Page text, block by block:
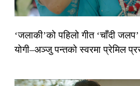
‘जलाकी’को पहिलो गीत ‘चाँदी
योगी–अञ्जु पन्तको स्वरमा प्रेमिल